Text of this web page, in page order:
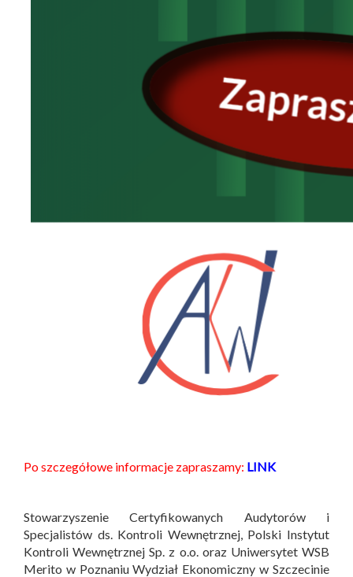
Po szczegółowe informacje zapraszamy: LINK
Stowarzyszenie Certyfikowanych Audytorów i
Specjalistów ds. Kontroli Wewnętrznej, Polski Instytut
Kontroli Wewnętrznej Sp. z o.o. oraz Uniwersytet WSB
Merito w Poznaniu Wydział Ekonomiczny w Szczecinie